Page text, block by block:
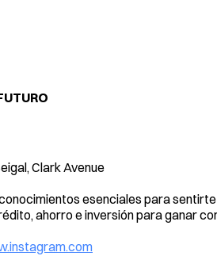
Clark Avenue
esenciales para
ahorro e inversión para ganar